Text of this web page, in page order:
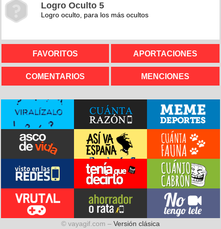
Logro Oculto 5
Logro oculto, para los más ocultos
FAVORITOS APORTACIONES
COMENTARIOS MENCIONES
© vayagif.com – Versión clásica